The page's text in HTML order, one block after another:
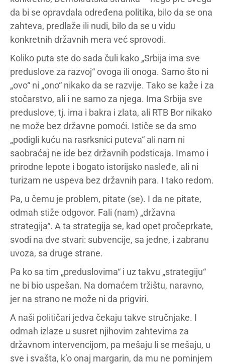
da bi se opravdala određena politika, bilo da se ona
zahteva, predlaže ili nudi, bilo da se u vidu
konkretnih državnih mera već sprovodi.
Koliko puta ste do sada čuli kako „Srbija ima sve
preduslove za razvoj“ ovoga ili onoga. Samo što ni
„ovo“ ni „ono“ nikako da se razvije. Tako se kaže i za
stočarstvo, ali i ne samo za njega. Ima Srbija sve
preduslove, tj. ima i bakra i zlata, ali RTB Bor nikako
ne može bez državne pomoći. Ističe se da smo
„podigli kuću na rasrksnici puteva“ ali nam ni
saobraćaj ne ide bez državnih podsticaja. Imamo i
prirodne lepote i bogato istorijsko nasleđe, ali ni
turizam ne uspeva bez državnih para. I tako redom.
Pa, u čemu je problem, pitate (se). I da ne pitate,
odmah stiže odgovor. Fali (nam) „državna
strategija“. A ta strategija se, kad opet pročeprkate,
svodi na dve stvari: subvencije, sa jedne, i zabranu
uvoza, sa druge strane.
Pa ko sa tim „preduslovima“ i uz takvu „strategiju“
ne bi bio uspešan. Na domaćem tržištu, naravno,
jer na strano ne može ni da prigviri.
A naši političari jedva čekaju takve stručnjake. I
odmah izlaze u susret njihovim zahtevima za
državnom intervencijom, pa mešaju li se mešaju, u
sve i svašta, k’o onaj margarin, da mu ne pominjem